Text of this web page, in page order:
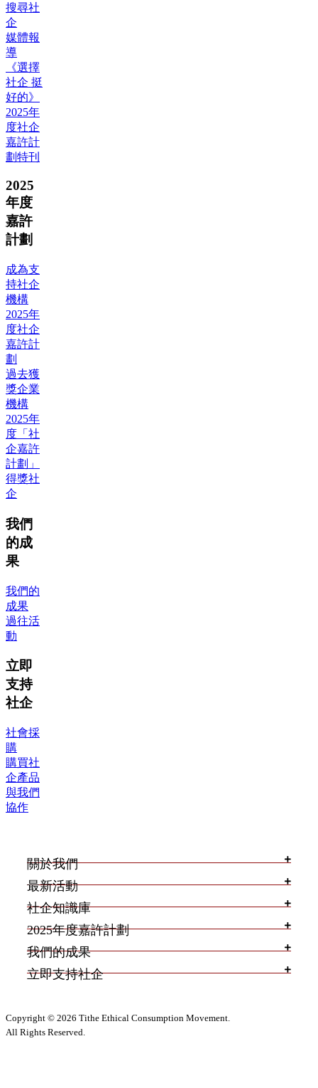
搜尋社
企
媒體報
導
《選擇
社企 挺
好的》
2025年
度社企
嘉許計
劃特刊
2025
年度
嘉許
計劃
成為支
持社企
機構
2025年
度社企
嘉許計
劃
過去獲
獎企業
機構
2025年
度「社
企嘉許
計劃」
得獎社
企
我們
的成
果
我們的
成果
過往活
動
立即
支持
社企
社會採
購
購買社
企產品
與我們
協作
關於我們
最新活動
社企知識庫
2025年度嘉許計劃
我們的成果
立即支持社企
Copyright © 2026 Tithe Ethical Consumption Movement.
All Rights Reserved.